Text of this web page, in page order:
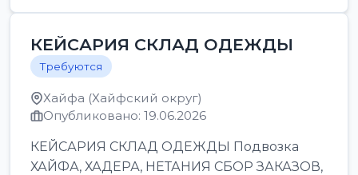
КЕЙСАРИЯ СКЛАД ОДЕЖДЫ
Требуются
Хайфа (Хайфский округ)
Опубликовано: 19.06.2026
КЕЙСАРИЯ СКЛАД ОДЕЖДЫ Подвозка
ХАЙФА, ХАДЕРА, НЕТАНИЯ СБОР ЗАКАЗОВ,